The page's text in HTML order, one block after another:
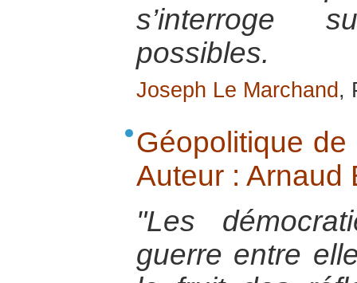
s’interroge
possibles.
Joseph Le Marchand ,
Géopolitique
Auteur : Arnaud
"Les
guerre entre